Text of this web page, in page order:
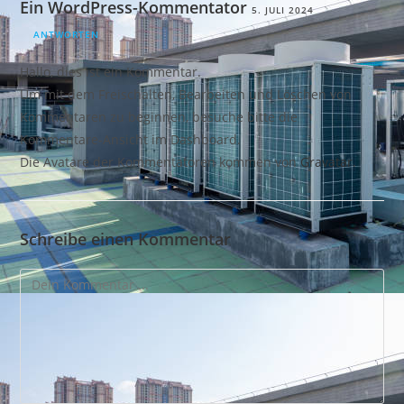
Ein WordPress-Kommentator 5. JULI 2024
ANTWORTEN
Hallo, dies ist ein Kommentar.
Um mit dem Freischalten, Bearbeiten und Löschen von
Kommentaren zu beginnen, besuche bitte die
Kommentare-Ansicht im Dashboard.
Die Avatare der Kommentatoren kommen vonGravatar.
Schreibe einen Kommentar
Kommentieren